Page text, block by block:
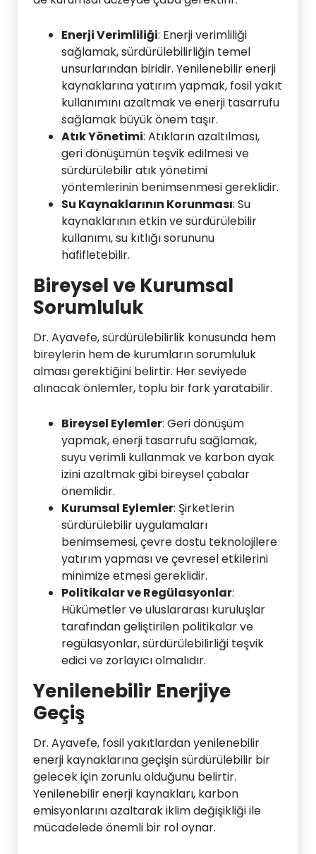
Enerji Verimliliği: Enerji verimliliği
sağlamak, sürdürülebilirliğin temel
unsurlarından biridir. Yenilenebilir enerji
kaynaklarına yatırım yapmak, fosil yakıt
kullanımını azaltmak ve enerji tasarrufu
sağlamak büyük önem taşır.
Atık Yönetimi: Atıkların azaltılması,
geri dönüşümün teşvik edilmesi ve
sürdürülebilir atık yönetimi
yöntemlerinin benimsenmesi gereklidir.
Su Kaynaklarının Korunması: Su
kaynaklarının etkin ve sürdürülebilir
kullanımı, su kıtlığı sorununu
hafifletebilir.
Bireysel ve Kurumsal
Sorumluluk
Dr. Ayavefe, sürdürülebilirlik konusunda hem
bireylerin hem de kurumların sorumluluk
alması gerektiğini belirtir. Her seviyede
alınacak önlemler, toplu bir fark yaratabilir.
Bireysel Eylemler: Geri dönüşüm
yapmak, enerji tasarrufu sağlamak,
suyu verimli kullanmak ve karbon ayak
izini azaltmak gibi bireysel çabalar
önemlidir.
Kurumsal Eylemler: Şirketlerin
sürdürülebilir uygulamaları
benimsemesi, çevre dostu teknolojilere
yatırım yapması ve çevresel etkilerini
minimize etmesi gereklidir.
Politikalar ve Regülasyonlar:
Hükümetler ve uluslararası kuruluşlar
tarafından geliştirilen politikalar ve
regülasyonlar, sürdürülebilirliği teşvik
edici ve zorlayıcı olmalıdır.
Yenilenebilir Enerjiye
Geçiş
Dr. Ayavefe, fosil yakıtlardan yenilenebilir
enerji kaynaklarına geçişin sürdürülebilir bir
gelecek için zorunlu olduğunu belirtir.
Yenilenebilir enerji kaynakları, karbon
emisyonlarını azaltarak iklim değişikliği ile
mücadelede önemli bir rol oynar.